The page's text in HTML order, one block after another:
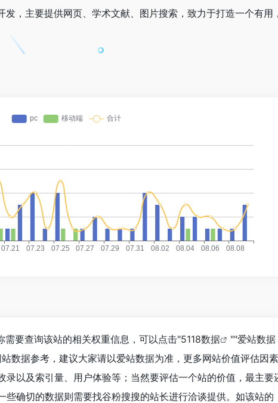
，主要提供网页、学术文献、图片搜索，致力于打造一个有用
要查询该站的相关权重信息，可以点击"5118数据 ""爱站数据
数据参考，建议大家请以爱站数据为准，更多网站价值评估因素
录以及索引量、用户体验等；当然要评估一个站的价值，最主要
些确切的数据则需要找谷粉搜搜的站长进行洽谈提供。如该站的